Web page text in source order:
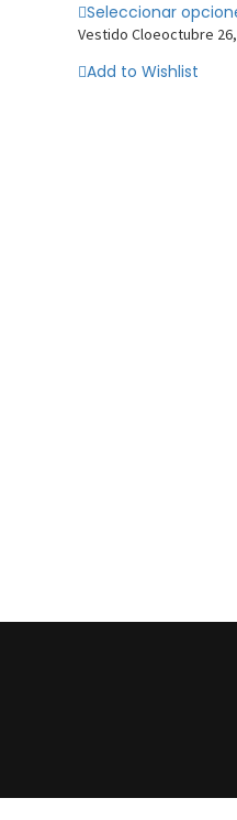
Seleccionar
Vestido Cloeoctubre
Add to Wishlist